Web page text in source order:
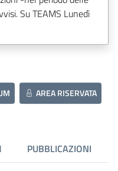
Su TEAMS Lunedì
AREA RISERVATA
PUBBLICAZIONI